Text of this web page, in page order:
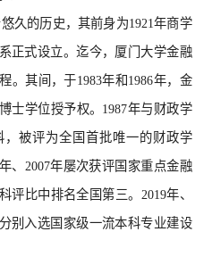
久的历史，其前身为1921年商学
正式设立。迄今，厦门大学金融
。其间，于1983年和1986年，金
士学位授予权。1987年与财政学
被评为全国首批唯一的财政学
、2007年屡次获评国家重点金融
评比中排名全国第三。2019年、
别入选国家级一流本科专业建设